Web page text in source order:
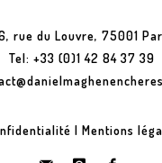
rue du Louvre, 75001
Tel: +33 (0)1 42 84 37 39
| Mentions